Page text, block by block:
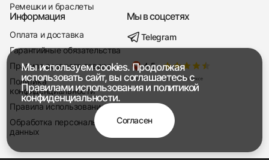
+7 916 221-22-37
Мы насвязи 08:00 — 19:00
Ремешки и браслеты
Информация
Оплата и доставка
Гарантийные обязательства
Правила возврата товара
Политика
конфиденциальности
Правила использования
Обработка персональных
данных
Мы в соцсетях
Telegram
Мы используем cookies. Продолжая
использовать сайт, вы соглашаетесь с
Правилами использованияи политикой
конфиденциальности.
Согласен